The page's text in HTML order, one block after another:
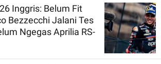
Inggris: Belum Fit
Bezzecchi Jalani Tes
Ngegas Aprilia RS-